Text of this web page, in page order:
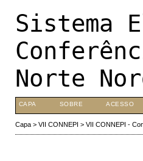
Sistema
Norte
CAPA SOBRE ACESSO
Capa> VII CONNEPI > VII CONNEPI -